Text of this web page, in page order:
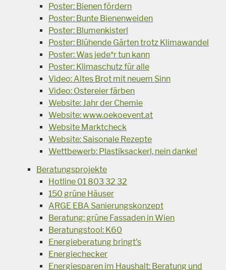
Poster: Bienen fördern
Poster: Bunte Bienenweiden
Poster: Blumenkisterl
Poster: Blühende Gärten trotz Klimawandel
Poster: Was jede*r tun kann
Poster: Klimaschutz für alle
Video: Altes Brot mit neuem Sinn
Video: Ostereier färben
Website: Jahr der Chemie
Website: www.oekoevent.at
Website Marktcheck
Website: Saisonale Rezepte
Wettbewerb: Plastiksackerl, nein danke!
Beratungsprojekte
Hotline 01 803 32 32
150 grüne Häuser
ARGE EBA Sanierungskonzept
Beratung: grüne Fassaden in Wien
Beratungstool: K60
Energieberatung bringt's
Energiechecker
Energiesparen im Haushalt: Beratung und